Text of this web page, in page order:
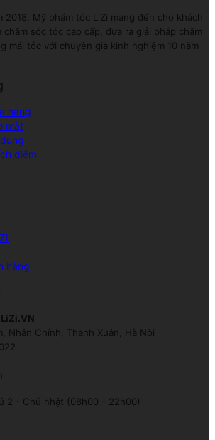
2018, Mỹ phẩm tóc LiZi mang đến cho khách
sóc tóc cao cấp, đưa ra giải pháp chăm
mái tóc với chuyên gia kinh nghiệm 10 năm
hàng
mật
điểm
hàng
Nhân Chính, Thanh Xuân, Hà Nội
2 - Chủ nhật (08h00 - 22h00)